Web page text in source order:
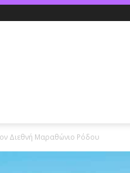
Διεθνή Μαραθώνιο Ρόδου